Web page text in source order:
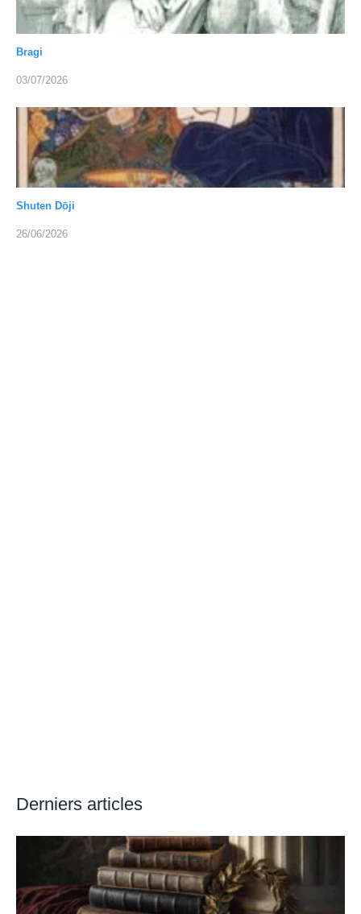
Bragi
03/07/2026
Shuten Dōji
26/06/2026
Derniers articles